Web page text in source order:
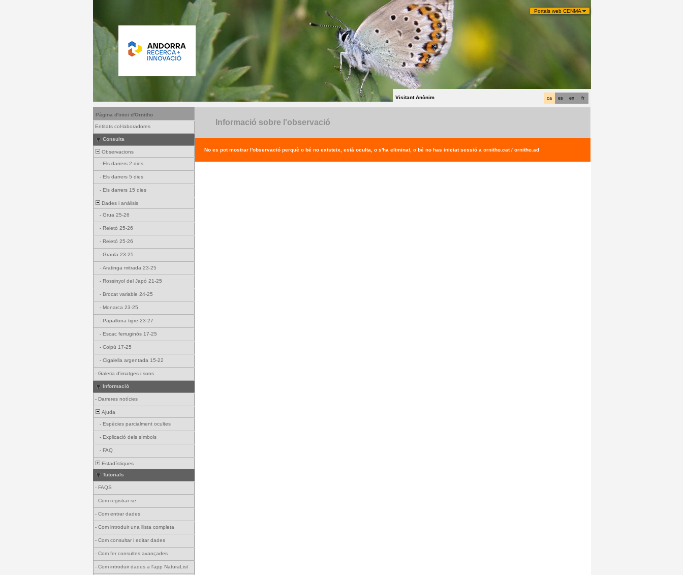
Portals web CENMA
fr
en
es
ca
Visitant Anònim
Pàgina d'inici d'Ornitho
Entitats col·laboradores
Consulta
Observacions
- Els darrers 2 dies
- Els darrers 5 dies
- Els darrers 15 dies
Dades i anàlisis
- Grua 25-26
- Reietó 25-26
- Reietó 25-26
- Graula 23-25
- Aratinga mitrada 23-25
- Rossinyol del Japó 21-25
- Brocat variable 24-25
- Monarca 23-25
- Papallona tigre 23-27
- Escac ferruginós 17-25
- Coipú 17-25
- Cigalella argentada 15-22
- Galeria d'imatges i sons
Informació
- Darreres notícies
Ajuda
- Espècies parcialment ocultes
- Explicació dels símbols
- FAQ
Estadístiques
Tutorials
- FAQS
- Com registrar-se
- Com entrar dades
- Com introduir una llista completa
- Com consultar i editar dades
- Com fer consultes avançades
- Com introduir dades a l'app NaturaList
Informació sobre l'observació
No es pot mostrar l'observació perquè o bé no existeix, està oculta, o s'ha eliminat, o bé no has iniciat sessió a ornitho.cat / ornitho.ad